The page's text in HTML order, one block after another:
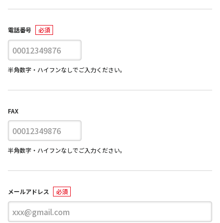
電話番号
半角数字・ハイフンなしでご入力ください。
FAX
半角数字・ハイフンなしでご入力ください。
メールアドレス